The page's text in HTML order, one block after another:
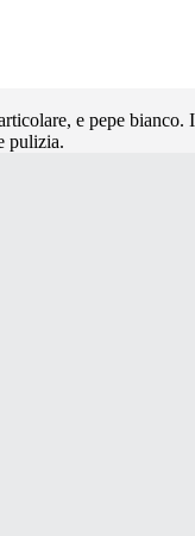
e pepe
pulizia.